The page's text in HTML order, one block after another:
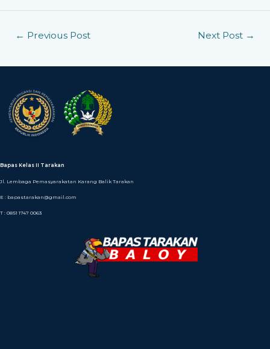
← Previous Post Next Post →
Bapas Kelas II Tarakan
Jl. Lembaga Pemasyarakatan Karang Balik Tarakan
E : bapastarakan@gmail.com
T : 0851 1747 0063